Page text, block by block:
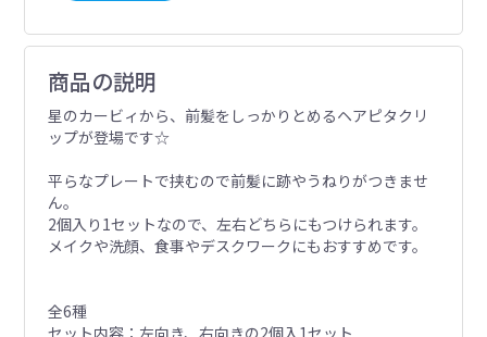
商品の説明
星のカービィから、前髪をしっかりとめるヘアピタクリ
ップが登場です☆
平らなプレートで挟むので前髪に跡やうねりがつきませ
ん。
2個入り1セットなので、左右どちらにもつけられます。
メイクや洗顔、食事やデスクワークにもおすすめです。
全6種
セット内容：左向き、右向きの2個入1セット